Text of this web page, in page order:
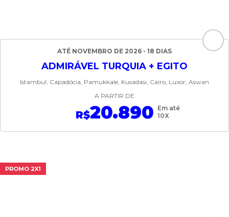
ATÉ NOVEMBRO DE 2026 - 18 DIAS
ADMIRÁVEL TURQUIA + EGITO
Istambul, Capadócia, Pamukkale, Kusadasi, Cairo, Luxor, Aswan
A PARTIR DE
R$20.890 Em até
10X
PROMO 2X1